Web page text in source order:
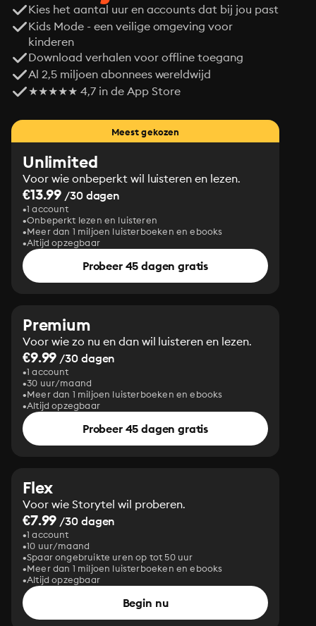
Kies het aantal uur en accounts dat bij jou past
Kids Mode - een veilige omgeving voor
kinderen
Download verhalen voor offline toegang
Al 2,5 miljoen abonnees wereldwijd
★★★★★ 4,7 in de App Store
Meest gekozen
Unlimited
Voor wie onbeperkt wil luisteren en lezen.
€13.99 /30 dagen
1 account
Onbeperkt lezen en luisteren
Meer dan 1 miljoen luisterboeken en ebooks
Altijd opzegbaar
Probeer 45 dagen gratis
Premium
Voor wie zo nu en dan wil luisteren en lezen.
€9.99 /30 dagen
1 account
30 uur/maand
Meer dan 1 miljoen luisterboeken en ebooks
Altijd opzegbaar
Probeer 45 dagen gratis
Flex
Voor wie Storytel wil proberen.
€7.99 /30 dagen
1 account
10 uur/maand
Spaar ongebruikte uren op tot 50 uur
Meer dan 1 miljoen luisterboeken en ebooks
Altijd opzegbaar
Begin nu